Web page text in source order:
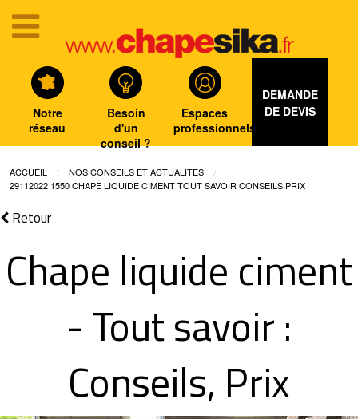
Notre
réseau
Besoin
d'un
conseil ?
Espaces
professionnels
DEMANDE
DE DEVIS
ACCUEIL
NOS CONSEILS ET ACTUALITES
29112022 1550 CHAPE LIQUIDE CIMENT TOUT SAVOIR CONSEILS PRIX
Retour
Chape liquide ciment
- Tout savoir :
Conseils, Prix